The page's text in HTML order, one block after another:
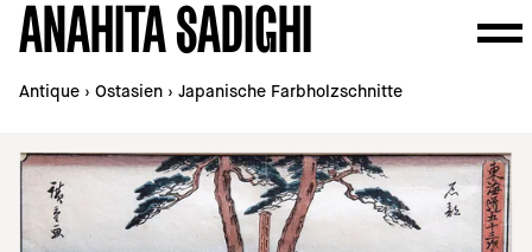
ANAHITA SADIGHI
Antique › Ostasien › Japanische Farbholzschnitte